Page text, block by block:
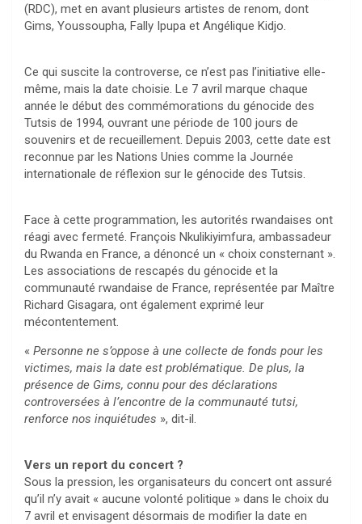
(RDC), met en avant plusieurs artistes de renom, dont
Gims, Youssoupha, Fally Ipupa et Angélique Kidjo.
Ce qui suscite la controverse, ce n’est pas l’initiative elle-
même, mais la date choisie. Le 7 avril marque chaque
année le début des commémorations du génocide des
Tutsis de 1994, ouvrant une période de 100 jours de
souvenirs et de recueillement. Depuis 2003, cette date est
reconnue par les Nations Unies comme la Journée
internationale de réflexion sur le génocide des Tutsis.
Face à cette programmation, les autorités rwandaises ont
réagi avec fermeté. François Nkulikiyimfura, ambassadeur
du Rwanda en France, a dénoncé un « choix consternant ».
Les associations de rescapés du génocide et la
communauté rwandaise de France, représentée par Maître
Richard Gisagara, ont également exprimé leur
mécontentement.
« Personne ne s’oppose à une collecte de fonds pour les
victimes, mais la date est problématique. De plus, la
présence de Gims, connu pour des déclarations
controversées à l’encontre de la communauté tutsi,
renforce nos inquiétudes », dit-il.
Vers un report du concert ?
Sous la pression, les organisateurs du concert ont assuré
qu’il n’y avait « aucune volonté politique » dans le choix du
7 avril et envisagent désormais de modifier la date en